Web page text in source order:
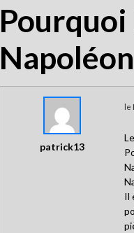
Pourquoi
patrick13
le
Il